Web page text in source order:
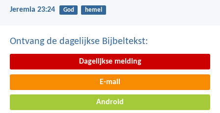
Jeremia 23:24 God hemel
Ontvang de dagelijkse Bijbeltekst:
Dagelijkse melding
E-mail
Android